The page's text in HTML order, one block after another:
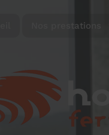
Nos prestations